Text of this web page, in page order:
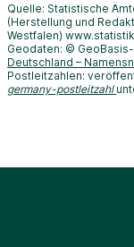
Quelle: Statistische
(Herstellung und
Westfalen)
Geodaten: ©
Deutschland –
Postleitzahlen:
germany-postleitzahl